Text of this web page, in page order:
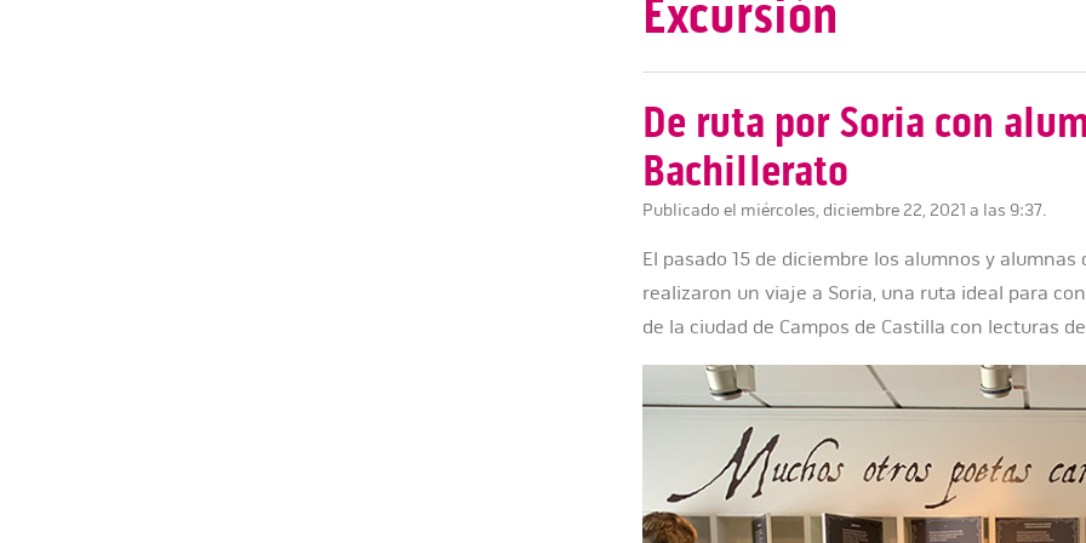
Excursión
De ruta por Soria con
Bachillerato
Publicado el miércoles, diciembre 22, 2021 a las 9:37.
El pasado 15 de diciembre los alumnos y alumnas
realizaron un viaje a Soria, una ruta ideal para
de la ciudad de Campos de Castilla con lecturas